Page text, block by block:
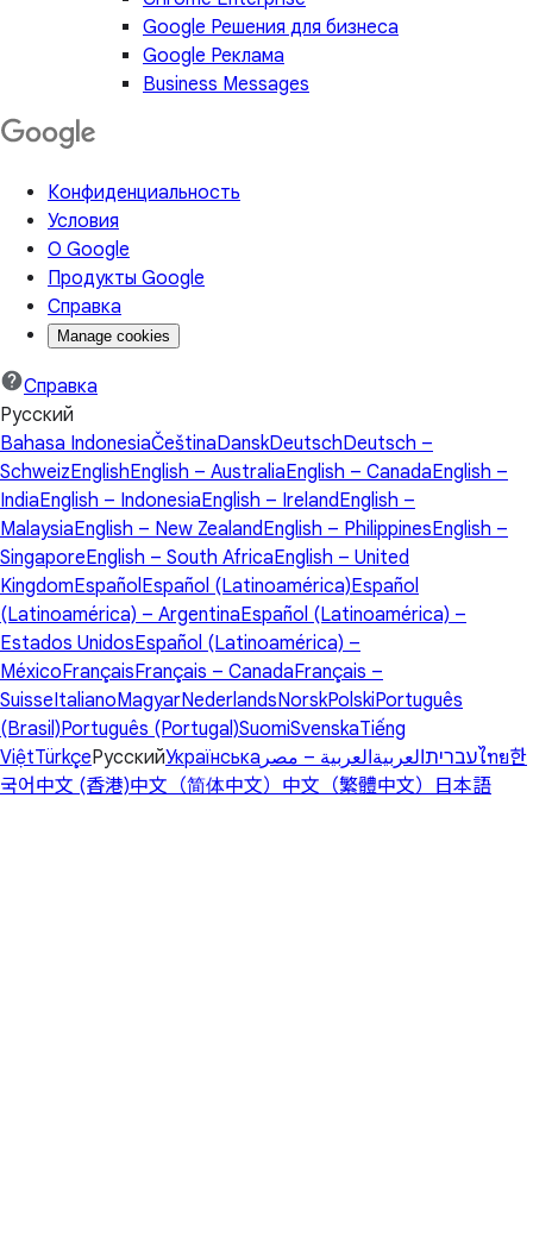
Google Решения для бизнеса
Google Реклама
Business Messages
Конфиденциальность
Условия
О Google
Продукты Google
Справка
Manage cookies
Справка
Русский
Bahasa IndonesiaČeštinaDanskDeutschDeutsch –
SchweizEnglishEnglish – AustraliaEnglish – CanadaEnglish –
IndiaEnglish – IndonesiaEnglish – IrelandEnglish –
MalaysiaEnglish – New ZealandEnglish – PhilippinesEnglish –
SingaporeEnglish – South AfricaEnglish – United
KingdomEspañolEspañol (Latinoamérica)Español
(Latinoamérica) – ArgentinaEspañol (Latinoamérica) –
Estados UnidosEspañol (Latinoamérica) –
MéxicoFrançaisFrançais – CanadaFrançais –
SuisseItalianoMagyarNederlandsNorskPolskiPortuguês
(Brasil)Português (Portugal)SuomiSvenskaTiếng
ViệtTürkçeРусскийУкраїнська עבריתالعربيةالعربية – مصر ไทย한
국어 中文 (香港)中文（简体中文） 中文（繁體中文） 日本語